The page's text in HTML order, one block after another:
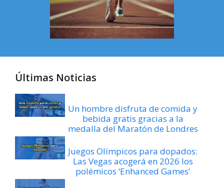
Últimas Noticias
Un hombre disfruta de comida y
bebida gratis gracias a la
medalla del Maratón de Londres
Juegos Olímpicos para dopados:
Las Vegas acogerá en 2026 los
polémicos ‘Enhanced Games’